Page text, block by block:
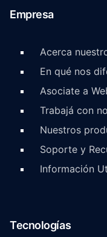
Empresa
Acerca
En qué nos
Asociate a
Trabajá con
Nuestros
Soporte y
Información
Tecnologías